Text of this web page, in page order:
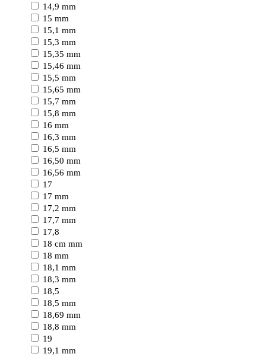
14,9 mm
15 mm
15,1 mm
15,3 mm
15,35 mm
15,46 mm
15,5 mm
15,65 mm
15,7 mm
15,8 mm
16 mm
16,3 mm
16,5 mm
16,50 mm
16,56 mm
17
17 mm
17,2 mm
17,7 mm
17,8
18 cm mm
18 mm
18,1 mm
18,3 mm
18,5
18,5 mm
18,69 mm
18,8 mm
19
19,1 mm